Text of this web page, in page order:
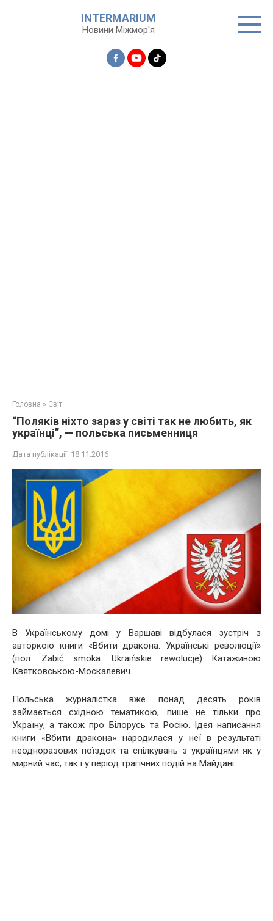
INTERMARIUM
Новини Міжмор'я
Головна » Світ
“Поляків ніхто зараз у світі так не любить, як
українці”, — польська письменниця
Дата публікації: 18.11.2016
В Українському домі у Варшаві відбулася зустріч з
авторкою книги «Вбити дракона. Українські революції»
(пол. Zabić smoka. Ukraińskie rewolucje) Катажиною
Квятковською-Москалевич.
Польська журналістка вже понад десять років
займається східною тематикою, пише не тільки про
Україну, а також про Білорусь та Росію. Ідея написання
книги «Вбити дракона» народилася у неї в результаті
неодноразових поїздок та спілкувань з українцями як у
мирний час, так і у період трагічних подій на Майдані.